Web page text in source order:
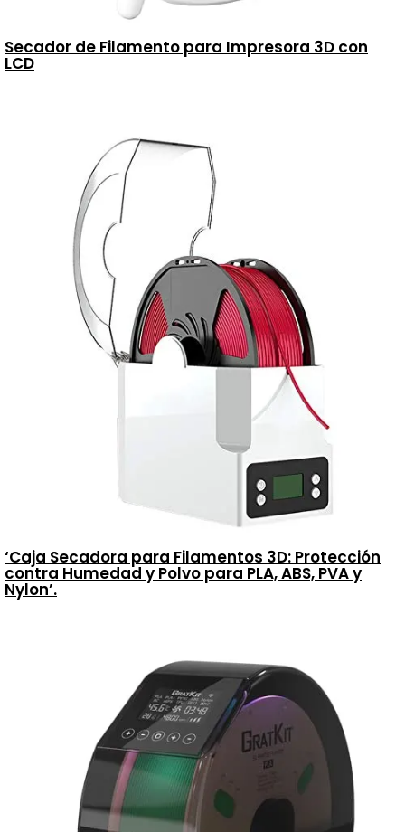
Secador de Filamento para Impresora 3D con
LCD
‘Caja Secadora para Filamentos 3D: Protección
contra Humedad y Polvo para PLA, ABS, PVA y
Nylon’.